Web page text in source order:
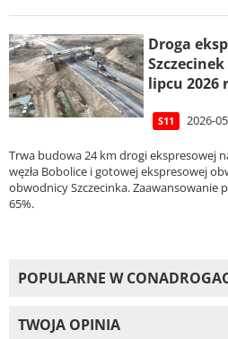
Droga
lipcu 2026
S11 2026-
Trwa budowa 24 km drogi ekspresowej
węzła Bobolice i gotowej ekspresowej
obwodnicy Szczecinka. Zaawansowanie
65%.
POPULARNE W
TWOJA OPINIA